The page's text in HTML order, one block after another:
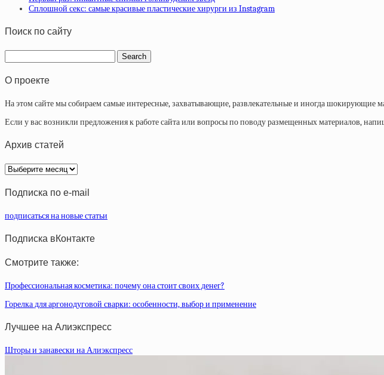
Сплошной секс: самые красивые пластические хирурги из Instagram
Поиск по сайту
О проекте
На этом сайте мы собираем самые интересные, захватывающие, развлекательные и иногда шокирующие
Если у вас возникли предложения к работе сайта или вопросы по поводу размещенных материалов,
Архив статей
Архив
статей
Подписка по e-mail
подписаться на новые статьи
Подписка вКонтакте
Смотрите также:
Профессиональная косметика: почему она стоит своих денег?
Горелка для аргонодуговой сварки: особенности, выбор и применение
Лучшее на Алиэкспресс
Шторы и занавески на Алиэкспресс